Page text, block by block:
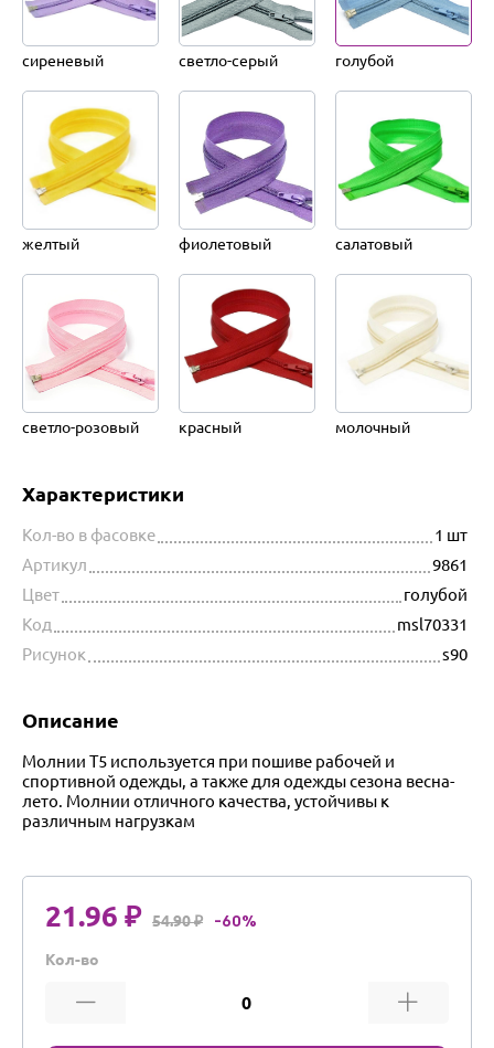
сиреневый светло-серый голубой
желтый фиолетовый салатовый
светло-розовый красный молочный
Характеристики
Кол-во в фасовке
1 шт
Артикул
9861
Цвет
голубой
Код
msl70331
Рисунок
s90
Описание
Молнии Т5 используется при пошиве рабочей и
спортивной одежды, а также для одежды сезона весна-
лето. Молнии отличного качества, устойчивы к
различным нагрузкам
21.96 ₽ 54.90 ₽ -60%
Кол-во